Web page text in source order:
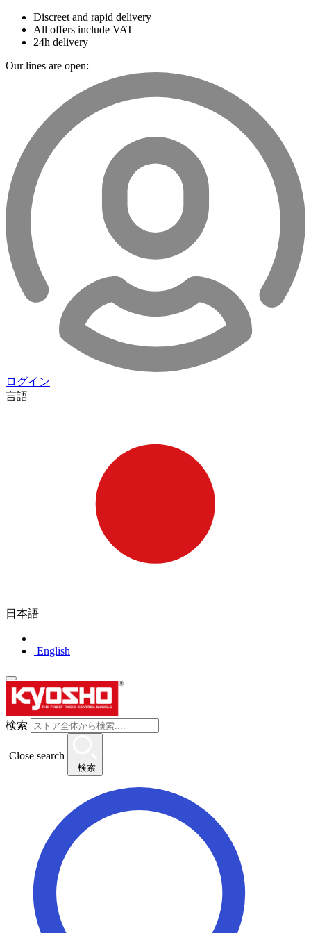
Discreet and rapid delivery
All offers include VAT
24h delivery
Our lines are open:
ログイン
言語
日本語
English
検索
Close search
検索